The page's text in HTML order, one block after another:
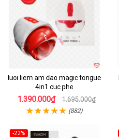
luoi liem am dao magic tongue
4in1 cuc phe
1.390.000₫ 1.695.000₫
(882)
-22%